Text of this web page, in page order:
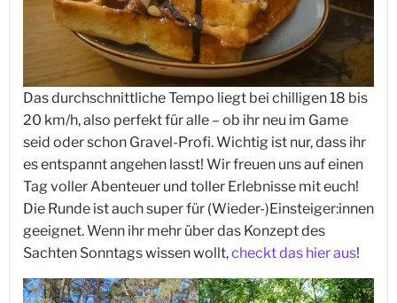
Das durchschnittliche Tempo liegt bei chilligen 18 bis
20 km/h, also perfekt für alle – ob ihr neu im Game
seid oder schon Gravel-Profi. Wichtig ist nur, dass ihr
es entspannt angehen lasst! Wir freuen uns auf einen
Tag voller Abenteuer und toller Erlebnisse mit euch!
Die Runde ist auch super für (Wieder-)Einsteiger:innen
geeignet. Wenn ihr mehr über das Konzept des
Sachten Sonntags wissen wollt,checkt das hier aus!